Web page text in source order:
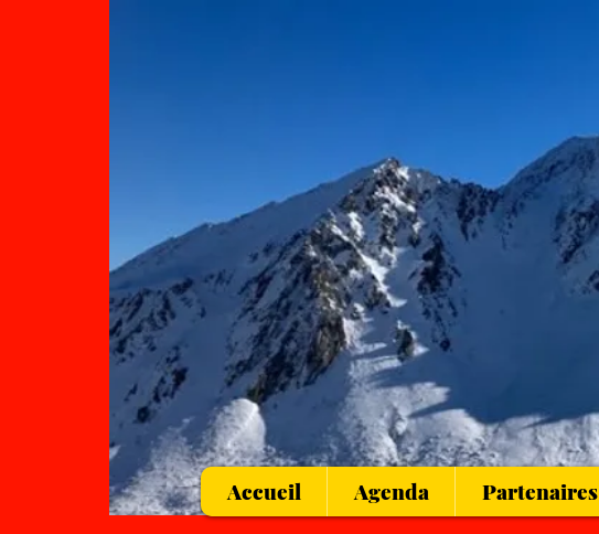
Accueil Agenda Partenaires